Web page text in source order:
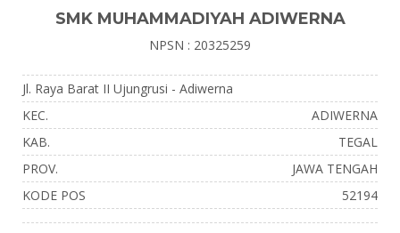
SMK MUHAMMADIYAH ADIWERNA
NPSN : 20325259
Jl. Raya Barat II Ujungrusi - Adiwerna
KEC.
ADIWERNA
KAB.
TEGAL
PROV.
JAWA TENGAH
KODE POS
52194